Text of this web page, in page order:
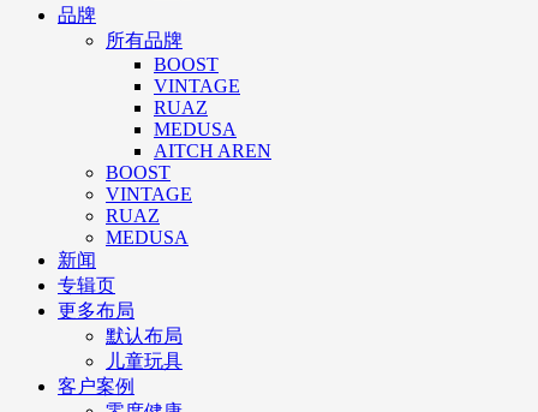
品牌
所有品牌
BOOST
VINTAGE
RUAZ
MEDUSA
AITCH AREN
BOOST
VINTAGE
RUAZ
MEDUSA
新闻
专辑页
更多布局
默认布局
儿童玩具
客户案例